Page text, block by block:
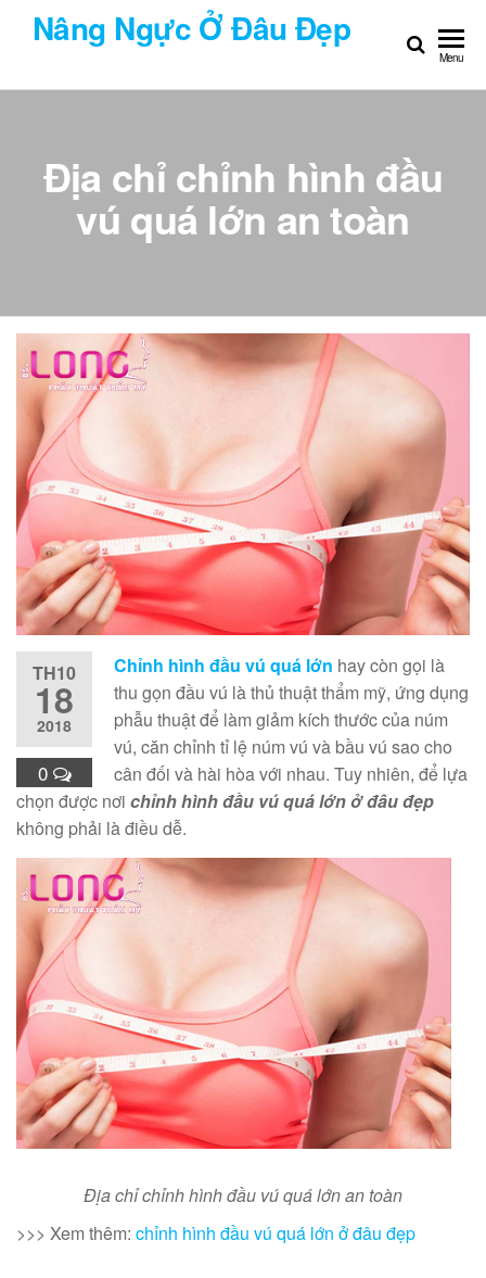
Chuyển
dung
Nâng Ngực Ở Đâu Đẹp
Menu
Địa chỉ chỉnh hình đầu
vú quá lớn an toàn
TH10
18
2018
0
Chỉnh hình đầu vú quá lớn hay còn gọi là
thu gọn đầu vú là thủ thuật thẩm mỹ, ứng dụng
phẫu thuật để làm giảm kích thước của núm
vú, căn chỉnh tỉ lệ núm vú và bầu vú sao cho
cân đối và hài hòa với nhau. Tuy nhiên, để lựa
chọn được nơi chỉnh hình đầu vú quá lớn ở đâu đẹp
không phải là điều dễ.
Địa chỉ chỉnh hình đầu vú quá lớn an toàn
>>> Xem thêm: chỉnh hình đầu vú quá lớn ở đâu đẹp